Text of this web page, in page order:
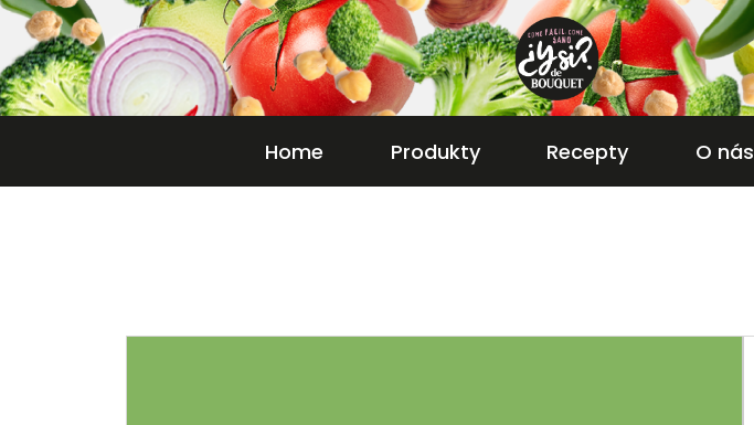
Home Produkty Recepty O nás